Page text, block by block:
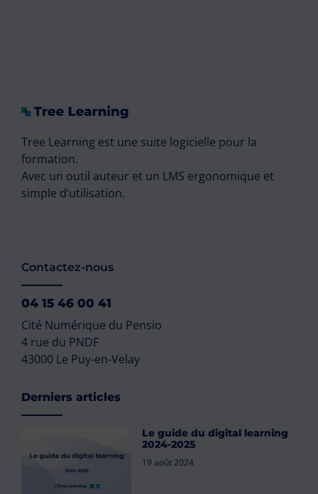
Tree Learning est une suite logicielle pour la
formation.
Avec un outil auteur et un LMS ergonomique et
simple d’utilisation.
Contactez-nous
04 15 46 00 41
Cité Numérique du Pensio
4 rue du PNDF
43000 Le Puy-en-Velay
Derniers articles
Le guide du digital learning
2024-2025
19 août 2024